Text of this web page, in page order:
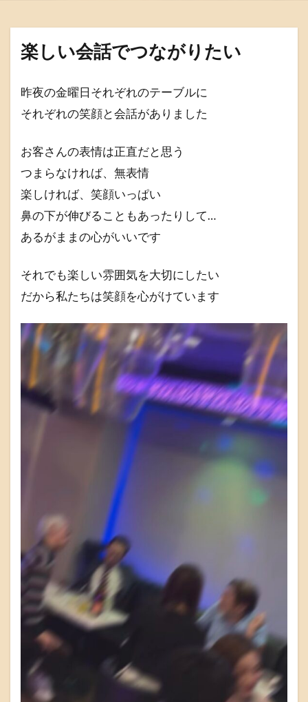
楽しい会話でつながりたい
昨夜の金曜日それぞれのテーブルに
それぞれの笑顔と会話がありました
お客さんの表情は正直だと思う
つまらなければ、無表情
楽しければ、笑顔いっぱい
鼻の下が伸びることもあったりして…
あるがままの心がいいです
それでも楽しい雰囲気を大切にしたい
だから私たちは笑顔を心がけています